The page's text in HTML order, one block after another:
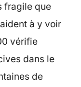
fragile que
à y voir
vérifie
dans le
de